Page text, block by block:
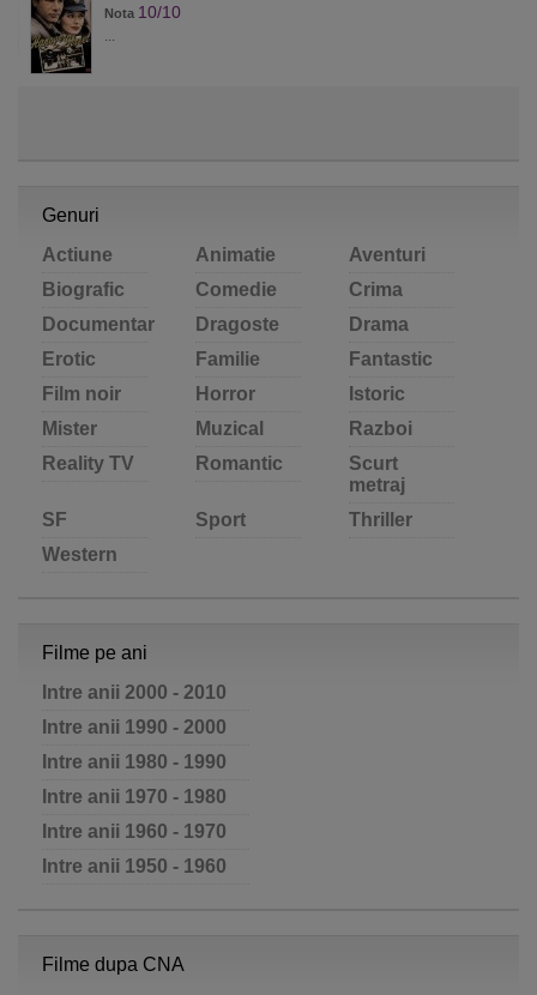
Nota 10/10
...
Genuri
Actiune
Animatie
Aventuri
Biografic
Comedie
Crima
Documentar
Dragoste
Drama
Erotic
Familie
Fantastic
Film noir
Horror
Istoric
Mister
Muzical
Razboi
Reality TV
Romantic
Scurt
metraj
SF
Sport
Thriller
Western
Filme pe ani
Intre anii 2000 - 2010
Intre anii 1990 - 2000
Intre anii 1980 - 1990
Intre anii 1970 - 1980
Intre anii 1960 - 1970
Intre anii 1950 - 1960
Filme dupa CNA